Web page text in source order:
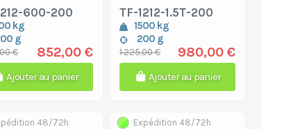
600-200
kg
g
€ 852,00 €
Ajouter au panier
TF-1212-1.5T-200
1500 kg
200 g
1 225,00 € 980,00 €
Ajouter au panier
48/72h Expédition 48/72h